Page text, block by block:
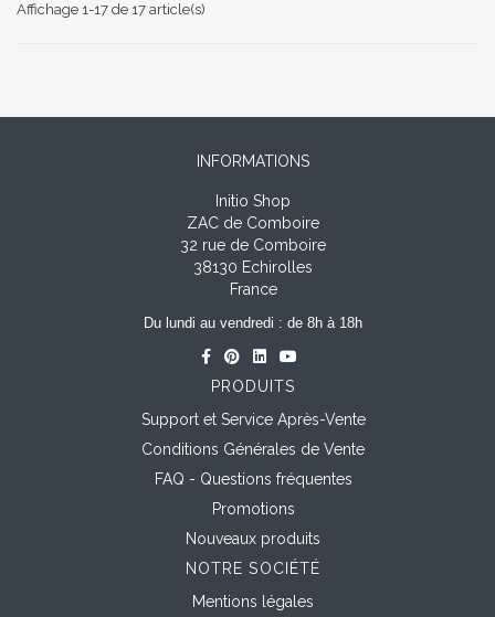
Affichage 1-17 de 17 article(s)
INFORMATIONS
Initio Shop
ZAC de Comboire
32 rue de Comboire
38130 Echirolles
France
Du lundi au vendredi : de 8h à 18h
PRODUITS
Support et Service Après-Vente
Conditions Générales de Vente
FAQ - Questions fréquentes
Promotions
Nouveaux produits
NOTRE SOCIÉTÉ
Mentions légales